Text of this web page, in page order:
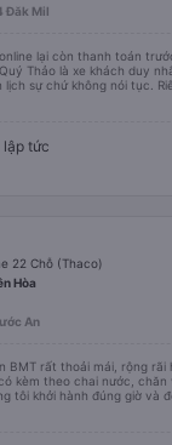
Đăk Mil
lại còn thanh toán
Thảo là xe khách duy
sự chứ không nói tục.
xế còn uống pepsi rất dễ
lập tức
22 Chỗ (Thaco)
Hòa
An
BMT rất thoải mái, rộng rãi
kèm theo chai nước, chăn
tôi khởi hành đúng giờ và
những tài xế khác ở Việt